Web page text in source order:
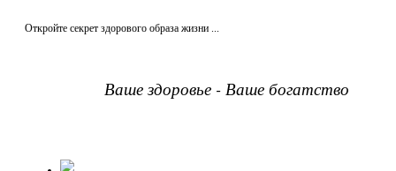
Откройте секрет здорового образа жизни ...
Ваше здоровье - Ваше богатство